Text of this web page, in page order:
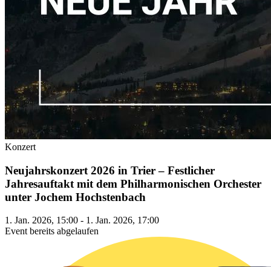
Konzert
Neujahrskonzert 2026 in Trier – Festlicher
Jahresauftakt mit dem Philharmonischen Orchester
unter Jochem Hochstenbach
1. Jan. 2026, 15:00 - 1. Jan. 2026, 17:00
Event bereits abgelaufen